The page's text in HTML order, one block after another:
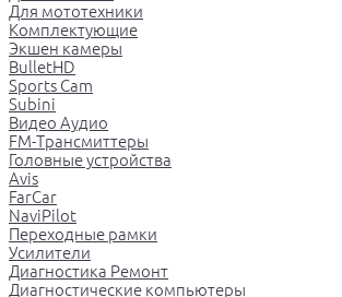
Для мототехники
Комплектующие
Экшен камеры
BulletHD
Sports Cam
Subini
Видео Аудио
FM-Трансмиттеры
Головные устройства
Avis
FarCar
NaviPilot
Переходные рамки
Усилители
Диагностика Ремонт
Диагностические компьютеры